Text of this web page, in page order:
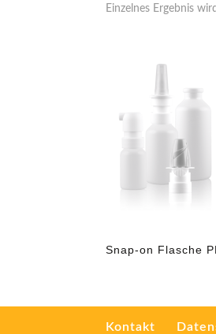
Einzelnes Ergebnis
Snap-on Flasche
Kontakt